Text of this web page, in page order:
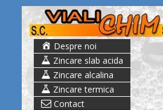
Despre noi
Zincare slab acida
Zincare alcalina
Zincare termica
Contact